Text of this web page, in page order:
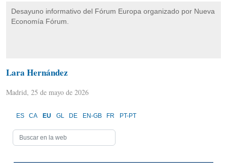
Desayuno informativo del Fórum Europa organizado por Nueva
Economía Fórum.
Lara Hernández
Madrid, 25 de mayo de 2026
ES CA EU GL DE EN-GB FR PT-PT